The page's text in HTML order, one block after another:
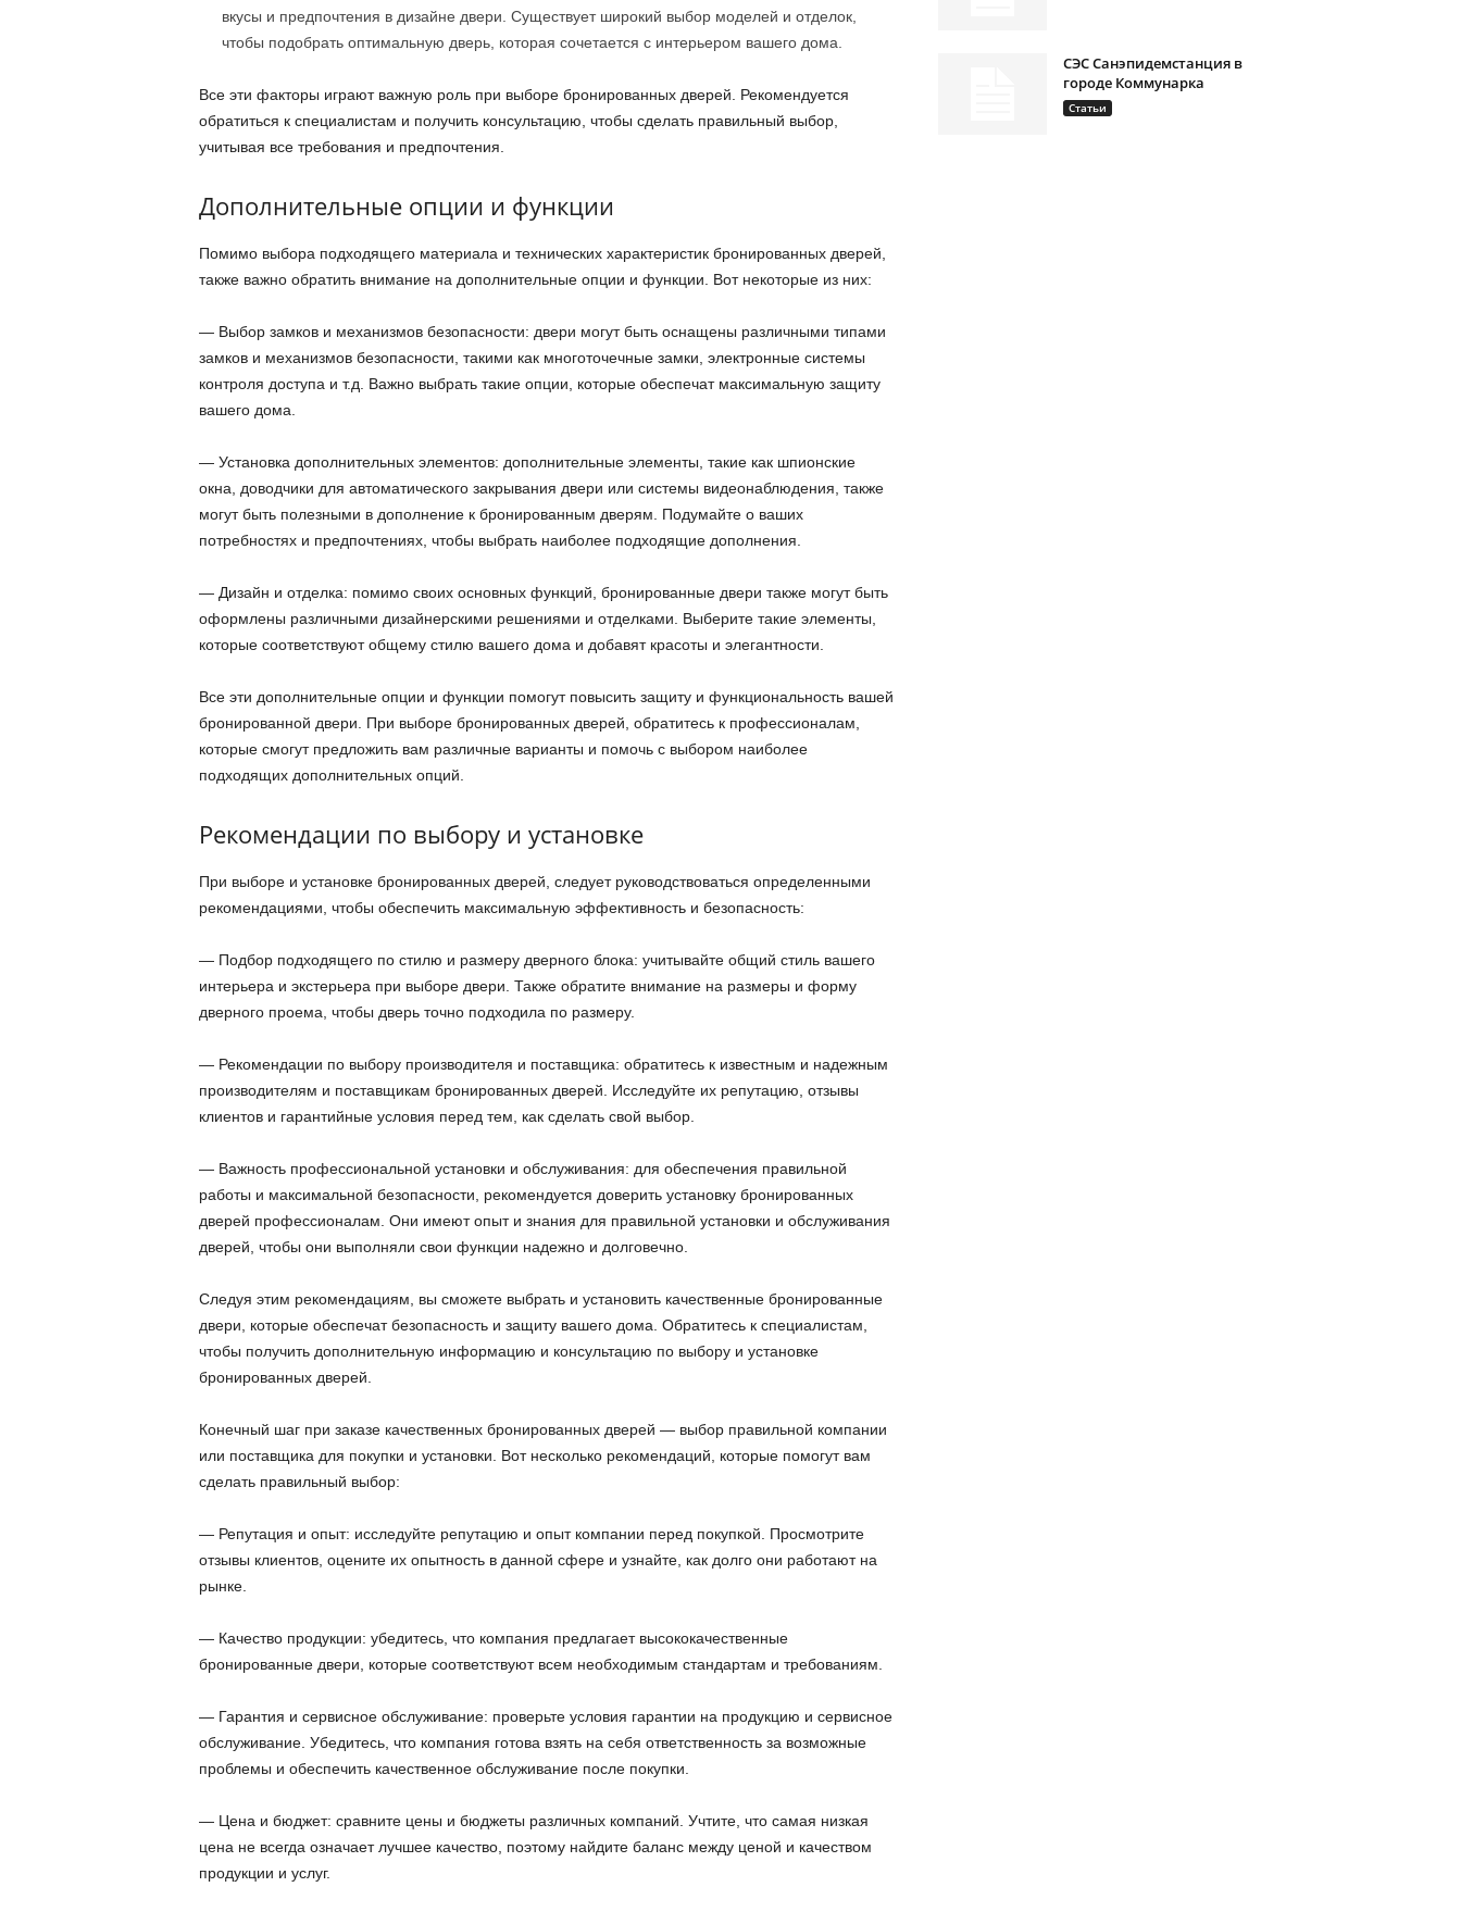
вкусы и предпочтения в дизайне двери. Существует широкий выбор моделей и отделок,
чтобы подобрать оптимальную дверь, которая сочетается с интерьером вашего дома.
Все эти факторы играют важную роль при выборе бронированных дверей. Рекомендуется
обратиться к специалистам и получить консультацию, чтобы сделать правильный выбор,
учитывая все требования и предпочтения.
Дополнительные опции и функции
Помимо выбора подходящего материала и технических характеристик бронированных дверей,
также важно обратить внимание на дополнительные опции и функции. Вот некоторые из них:
— Выбор замков и механизмов безопасности: двери могут быть оснащены различными типами
замков и механизмов безопасности, такими как многоточечные замки, электронные системы
контроля доступа и т.д. Важно выбрать такие опции, которые обеспечат максимальную защиту
вашего дома.
— Установка дополнительных элементов: дополнительные элементы, такие как шпионские
окна, доводчики для автоматического закрывания двери или системы видеонаблюдения, также
могут быть полезными в дополнение к бронированным дверям. Подумайте о ваших
потребностях и предпочтениях, чтобы выбрать наиболее подходящие дополнения.
— Дизайн и отделка: помимо своих основных функций, бронированные двери также могут быть
оформлены различными дизайнерскими решениями и отделками. Выберите такие элементы,
которые соответствуют общему стилю вашего дома и добавят красоты и элегантности.
Все эти дополнительные опции и функции помогут повысить защиту и функциональность вашей
бронированной двери. При выборе бронированных дверей, обратитесь к профессионалам,
которые смогут предложить вам различные варианты и помочь с выбором наиболее
подходящих дополнительных опций.
Рекомендации по выбору и установке
При выборе и установке бронированных дверей, следует руководствоваться определенными
рекомендациями, чтобы обеспечить максимальную эффективность и безопасность:
— Подбор подходящего по стилю и размеру дверного блока: учитывайте общий стиль вашего
интерьера и экстерьера при выборе двери. Также обратите внимание на размеры и форму
дверного проема, чтобы дверь точно подходила по размеру.
— Рекомендации по выбору производителя и поставщика: обратитесь к известным и надежным
производителям и поставщикам бронированных дверей. Исследуйте их репутацию, отзывы
клиентов и гарантийные условия перед тем, как сделать свой выбор.
— Важность профессиональной установки и обслуживания: для обеспечения правильной
работы и максимальной безопасности, рекомендуется доверить установку бронированных
дверей профессионалам. Они имеют опыт и знания для правильной установки и обслуживания
дверей, чтобы они выполняли свои функции надежно и долговечно.
Следуя этим рекомендациям, вы сможете выбрать и установить качественные бронированные
двери, которые обеспечат безопасность и защиту вашего дома. Обратитесь к специалистам,
чтобы получить дополнительную информацию и консультацию по выбору и установке
бронированных дверей.
Конечный шаг при заказе качественных бронированных дверей — выбор правильной компании
или поставщика для покупки и установки. Вот несколько рекомендаций, которые помогут вам
сделать правильный выбор:
— Репутация и опыт: исследуйте репутацию и опыт компании перед покупкой. Просмотрите
отзывы клиентов, оцените их опытность в данной сфере и узнайте, как долго они работают на
рынке.
— Качество продукции: убедитесь, что компания предлагает высококачественные
бронированные двери, которые соответствуют всем необходимым стандартам и требованиям.
— Гарантия и сервисное обслуживание: проверьте условия гарантии на продукцию и сервисное
обслуживание. Убедитесь, что компания готова взять на себя ответственность за возможные
проблемы и обеспечить качественное обслуживание после покупки.
— Цена и бюджет: сравните цены и бюджеты различных компаний. Учтите, что самая низкая
цена не всегда означает лучшее качество, поэтому найдите баланс между ценой и качеством
продукции и услуг.
СЭС Санэпидемстанция в
городе Коммунарка
Статьи